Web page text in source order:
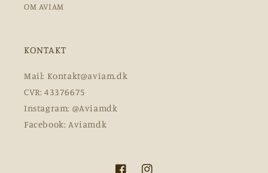
OM AVIAM
KONTAKT
Mail: Kontakt@aviam.dk
CVR: 43376675
Instagram: @Aviamdk
Facebook: Aviamdk